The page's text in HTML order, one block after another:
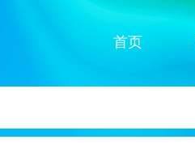
首页